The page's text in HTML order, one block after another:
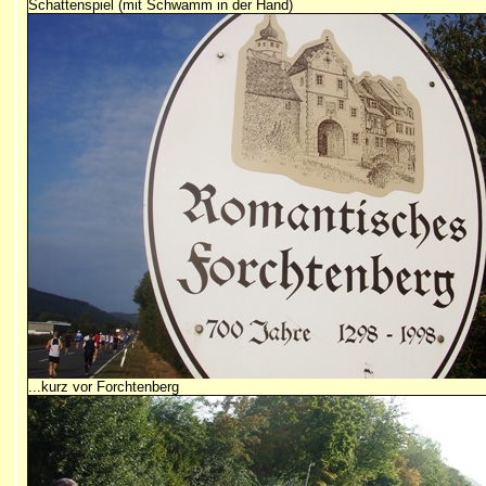
Schattenspiel (mit Schwamm in der Hand)
...kurz vor Forchtenberg